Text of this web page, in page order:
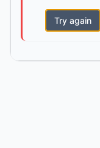
Try again